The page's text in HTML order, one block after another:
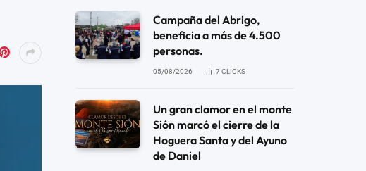
Campaña del Abrigo,
beneficia a más de 4.500
personas.
05/08/2026 7 CLICKS
Un gran clamor en el monte
Sión marcó el cierre de la
Hoguera Santa y del Ayuno
de Daniel